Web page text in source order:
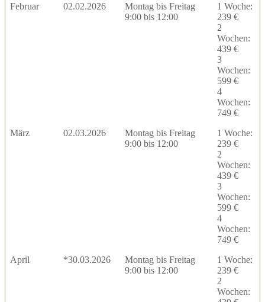
Februar
02.02.2026
Montag bis Freitag
9:00 bis 12:00
1 Woche:
239 €
2
Wochen:
439 €
3
Wochen:
599 €
4
Wochen:
749 €
März
02.03.2026
Montag bis Freitag
9:00 bis 12:00
1 Woche:
239 €
2
Wochen:
439 €
3
Wochen:
599 €
4
Wochen:
749 €
April
*30.03.2026
Montag bis Freitag
9:00 bis 12:00
1 Woche:
239 €
2
Wochen: